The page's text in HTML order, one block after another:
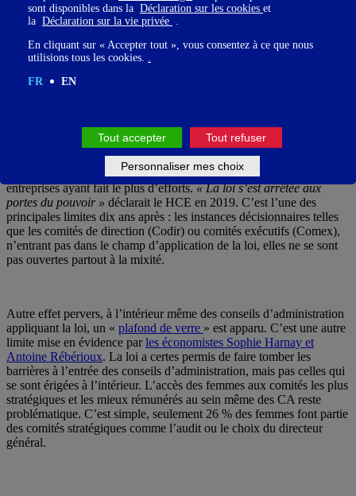
ruissellement dans l’ensemble du tissu économique. il n’y a pas
assez de femmes dans les entreprises hors grandes capitalisations
sont qu’un tiers à la table des conseils d’administration.
Les entreprises non cotées, de 500 salariés et plus et d’au moins 500
Par ailleurs, il existe encore des entraves au sein même des
entreprises ayant fait le plus d’efforts.« La loi s’est arrêtée aux
portes du pouvoir » déclarait le HCE en 2019. C’est l’une des
principales limites dix ans après : les instances décisionnaires telles
que les comités de direction (Codir) ou comités exécutifs (Comex),
n’entrant pas dans le champ d’application de la loi, elles ne se sont
pas ouvertes partout à la mixité.
Autre effet pervers, à l’intérieur même des conseils d’administration
appliquant la loi, un « plafond de verre » est apparu. C’est une autre
limite mise en évidence parles économistes Sophie Harnay et
Antoine Rébérioux. La loi a certes permis de faire tomber les
barrières à l’entrée des conseils d’administration, mais pas celles qui
se sont érigées à l’intérieur. L’accès des femmes aux comités les plus
stratégiques et les mieux rémunérés au sein même des CA reste
problématique. C’est simple, seulement 26 % des femmes font partie
des comités stratégiques comme l’audit ou le choix du directeur
général.
sont disponibles dans la Déclaration sur les cookies et
la Déclaration sur la vie privée .
En cliquant sur « Accepter tout », vous consentez à ce que nous
utilisions tous les cookies. .
FR
EN
Tout accepter Tout refuser
Personnaliser mes choix